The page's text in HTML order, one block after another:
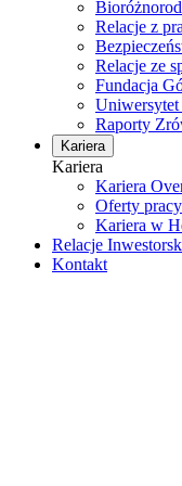
Relacje z
Relacje ze
Fundacja
Raporty
Kariera
Kariera
Kariera
Oferty pracy
Kariera w
Relacje
Kontakt